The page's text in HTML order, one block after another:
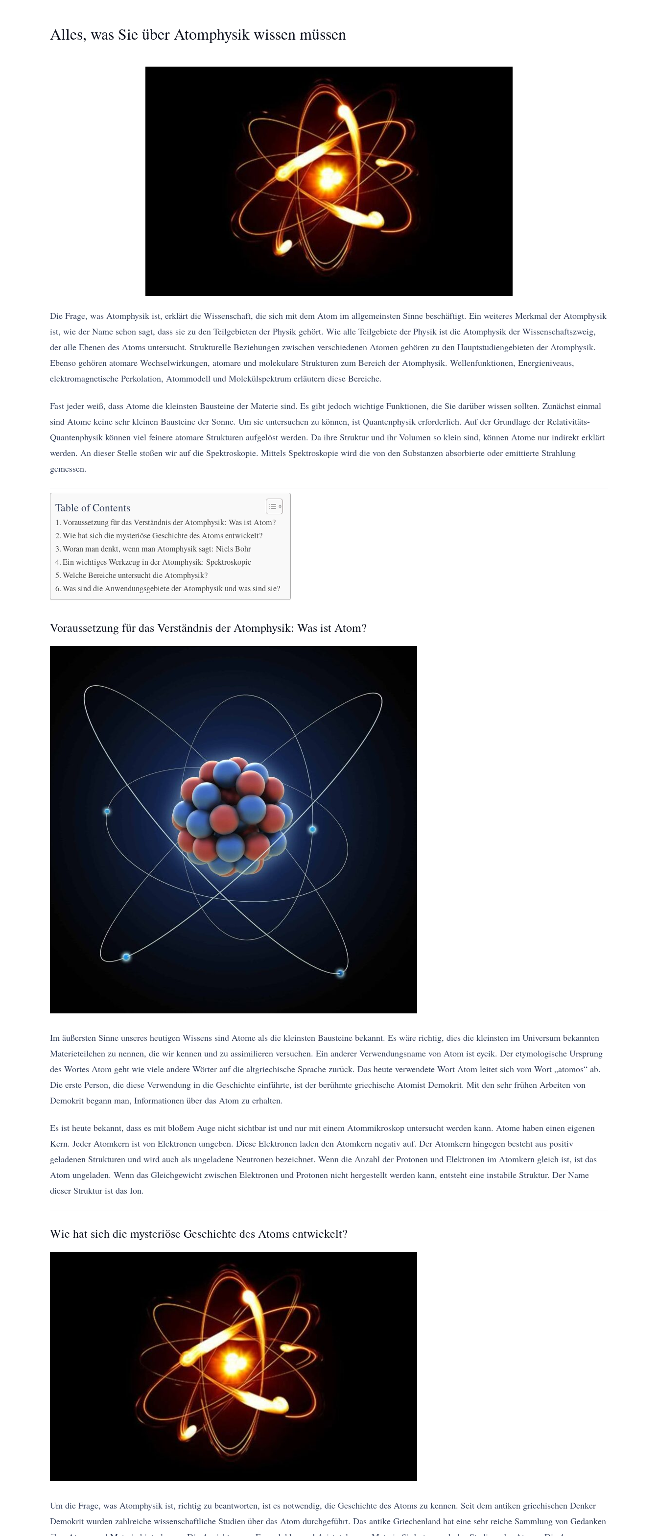
Alles, was Sie über Atomphysik wissen müssen
Die Frage, was Atomphysik ist, erklärt die Wissenschaft, die sich mit dem Atom im allgemeinsten Sinne beschäftigt. Ein weiteres Merkmal der Atomphysik
ist, wie der Name schon sagt, dass sie zu den Teilgebieten der Physik gehört. Wie alle Teilgebiete der Physik ist die Atomphysik der Wissenschaftszweig,
der alle Ebenen des Atoms untersucht. Strukturelle Beziehungen zwischen verschiedenen Atomen gehören zu den Hauptstudiengebieten der Atomphysik.
Ebenso gehören atomare Wechselwirkungen, atomare und molekulare Strukturen zum Bereich der Atomphysik. Wellenfunktionen, Energieniveaus,
elektromagnetische Perkolation, Atommodell und Molekülspektrum erläutern diese Bereiche.
Fast jeder weiß, dass Atome die kleinsten Bausteine der Materie sind. Es gibt jedoch wichtige Funktionen, die Sie darüber wissen sollten. Zunächst einmal
sind Atome keine sehr kleinen Bausteine der Sonne. Um sie untersuchen zu können, ist Quantenphysik erforderlich. Auf der Grundlage der Relativitäts-
Quantenphysik können viel feinere atomare Strukturen aufgelöst werden. Da ihre Struktur und ihr Volumen so klein sind, können Atome nur indirekt erklärt
werden. An dieser Stelle stoßen wir auf die Spektroskopie. Mittels Spektroskopie wird die von den Substanzen absorbierte oder emittierte Strahlung
gemessen.
Table of Contents
Voraussetzung für das Verständnis der Atomphysik: Was ist Atom?
Wie hat sich die mysteriöse Geschichte des Atoms entwickelt?
Woran man denkt, wenn man Atomphysik sagt: Niels Bohr
Ein wichtiges Werkzeug in der Atomphysik: Spektroskopie
Welche Bereiche untersucht die Atomphysik?
Was sind die Anwendungsgebiete der Atomphysik und was sind sie?
Voraussetzung für das Verständnis der Atomphysik: Was ist Atom?
Im äußersten Sinne unseres heutigen Wissens sind Atome als die kleinsten Bausteine bekannt. Es wäre richtig, dies die kleinsten im Universum bekannten
Materieteilchen zu nennen, die wir kennen und zu assimilieren versuchen. Ein anderer Verwendungsname von Atom ist eycik. Der etymologische Ursprung
des Wortes Atom geht wie viele andere Wörter auf die altgriechische Sprache zurück. Das heute verwendete Wort Atom leitet sich vom Wort „atomos“ ab.
Die erste Person, die diese Verwendung in die Geschichte einführte, ist der berühmte griechische Atomist Demokrit. Mit den sehr frühen Arbeiten von
Demokrit begann man, Informationen über das Atom zu erhalten.
Es ist heute bekannt, dass es mit bloßem Auge nicht sichtbar ist und nur mit einem Atommikroskop untersucht werden kann. Atome haben einen eigenen
Kern. Jeder Atomkern ist von Elektronen umgeben. Diese Elektronen laden den Atomkern negativ auf. Der Atomkern hingegen besteht aus positiv
geladenen Strukturen und wird auch als ungeladene Neutronen bezeichnet. Wenn die Anzahl der Protonen und Elektronen im Atomkern gleich ist, ist das
Atom ungeladen. Wenn das Gleichgewicht zwischen Elektronen und Protonen nicht hergestellt werden kann, entsteht eine instabile Struktur. Der Name
dieser Struktur ist das Ion.
Wie hat sich die mysteriöse Geschichte des Atoms entwickelt?
Um die Frage, was Atomphysik ist, richtig zu beantworten, ist es notwendig, die Geschichte des Atoms zu kennen. Seit dem antiken griechischen Denker
Demokrit wurden zahlreiche wissenschaftliche Studien über das Atom durchgeführt. Das antike Griechenland hat eine sehr reiche Sammlung von Gedanken